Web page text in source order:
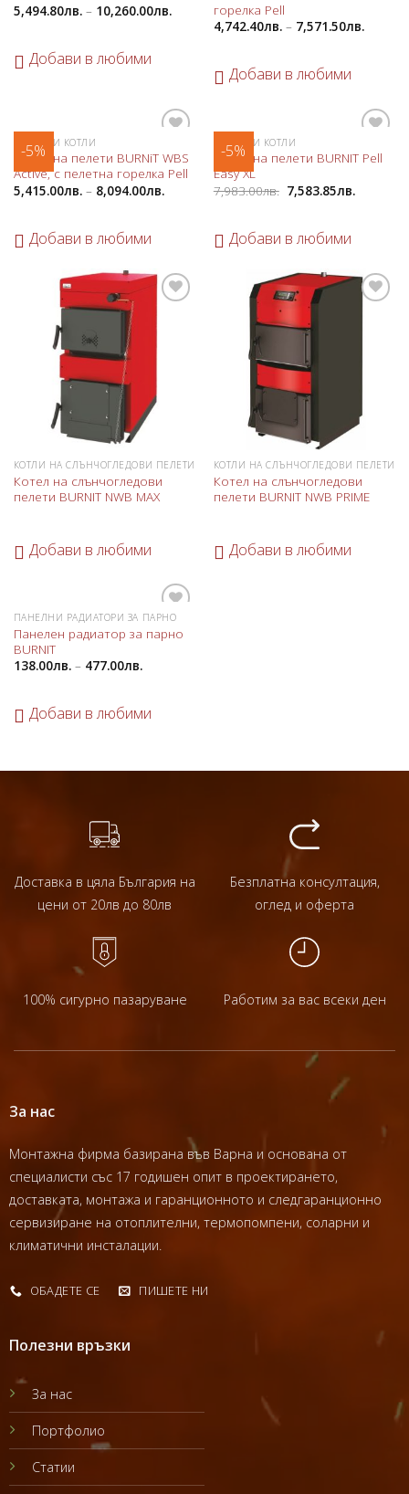
5,494.80лв.– 10,260.00лв.
Добави в любими
горелка Pell
4,742.40лв.– 7,571.50лв.
Добави в любими
-5%
в
любими
ПЕЛЕТНИ КОТЛИ
Котел на пелети BURNiT WBS
Active, с пелетна горелка Pell
5,415.00лв.– 8,094.00лв.
Добави в любими
-5%
в
ПЕЛЕТНИ КОТЛИ
Котел на пелети BURNIT Pell
Easy XL
7,983.00лв. 7,583.85лв.
Добави в любими
КОТЛИ НА СЛЪНЧОГЛЕДОВИ ПЕЛЕТИ
Котел на слънчогледови
пелети BURNIT NWB MAX
Добави в любими
КОТЛИ НА СЛЪНЧОГЛЕДОВИ ПЕЛЕТИ
Котел на слънчогледови
пелети BURNIT NWB PRIME
Добави в любими
Добави
в
ПАНЕЛНИ РАДИАТОРИ ЗА ПАРНО
Панелен радиатор за парно
BURNIT
138.00лв.– 477.00лв.
Добави в любими
Доставка в цяла България на
цени от 20лв до 80лв
Безплатна консултация,
оглед и оферта
100% сигурно пазаруване Работим за вас всеки ден
За нас
Монтажна фирма базирана във Варна и основана от
специалисти със 17 годишен опит в проектирането,
доставката, монтажа и гаранционното и следгаранционно
сервизиране на отоплителни, термопомпени, соларни и
климатични инсталации.
ОБАДЕТЕ СЕ ПИШЕТЕ НИ
Полезни връзки
За нас
Портфолио
Статии